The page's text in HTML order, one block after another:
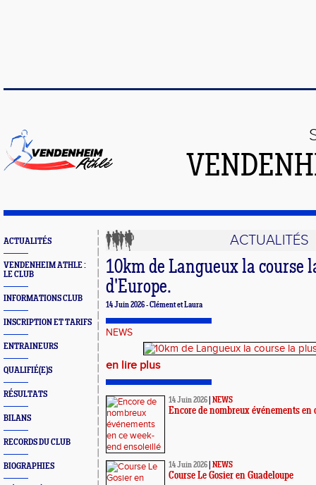
ACTUALITÉS
VENDENHEIM ATHLE :
LE CLUB
INFORMATIONS CLUB
INSCRIPTION ET TARIFS
ENTRAINEURS
QUALIFIÉ(E)S
RÉSULTATS
BILANS
RECORDS DU CLUB
BIOGRAPHIES
ACTUALITÉS
10km de Langueux la course
d'Europe.
14 Juin 2026 - Clément et Laura
NEWS
en lire plus
14 Juin 2026 NEWS
Encore de nombreux événements en
14 Juin 2026 NEWS
Course Le Gosier en Guadeloupe